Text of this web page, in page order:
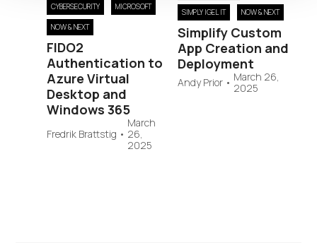
CYBERSECURITY MICROSOFT
NOW & NEXT
FIDO2
Authentication to
Azure Virtual
Desktop and
Windows 365
Fredrik Brattstig •
March
26,
2025
SIMPLY IGEL IT NOW & NEXT
Simplify Custom
App Creation and
Deployment
Andy Prior• March 26,
2025